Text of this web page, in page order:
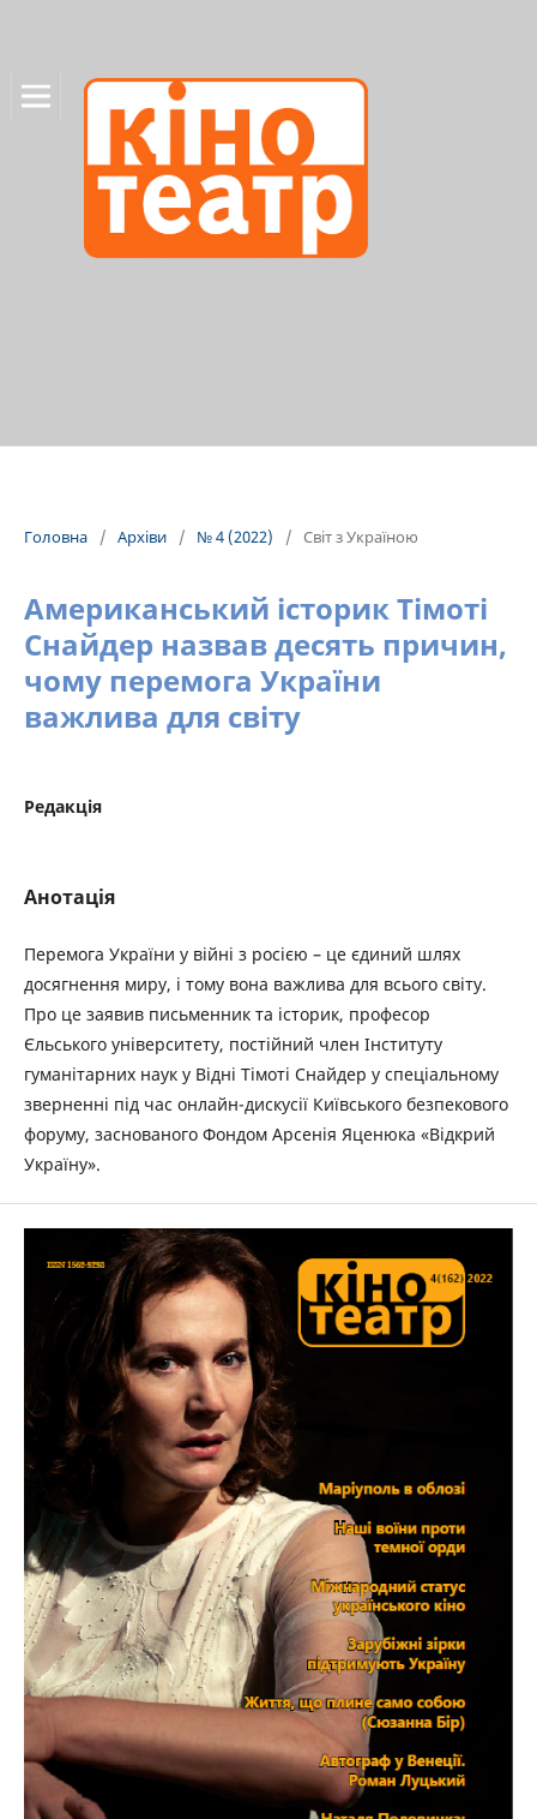
Головна / Архіви / № 4 (2022) / Світ з Україною
Американський історик Тімоті
Снайдер назвав десять причин,
чому перемога України
важлива для світу
Редакція
Анотація
Перемога України у війні з росією – це єдиний шлях
досягнення миру, і тому вона важлива для всього світу.
Про це заявив письменник та історик, професор
Єльського університету, постійний член Інституту
гуманітарних наук у Відні Тімоті Снайдер у спеціальному
зверненні під час онлайн-дискусії Київського безпекового
форуму, заснованого Фондом Арсенія Яценюка «Відкрий
Україну».